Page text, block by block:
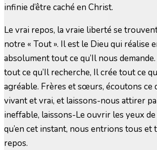
infinie d’être caché en Christ.
Le vrai repos, la vraie liberté se
notre « Tout ». Il est le Dieu qui réalise
absolument tout ce qu’Il nous
tout ce qu’Il recherche, Il crée tout ce
agréable. Frères et sœurs, écoutons ce
vivant et vrai, et laissons-nous attirer
ineffable, laissons-Le ouvrir les yeux
qu’en cet instant, nous entrions tous et
repos.